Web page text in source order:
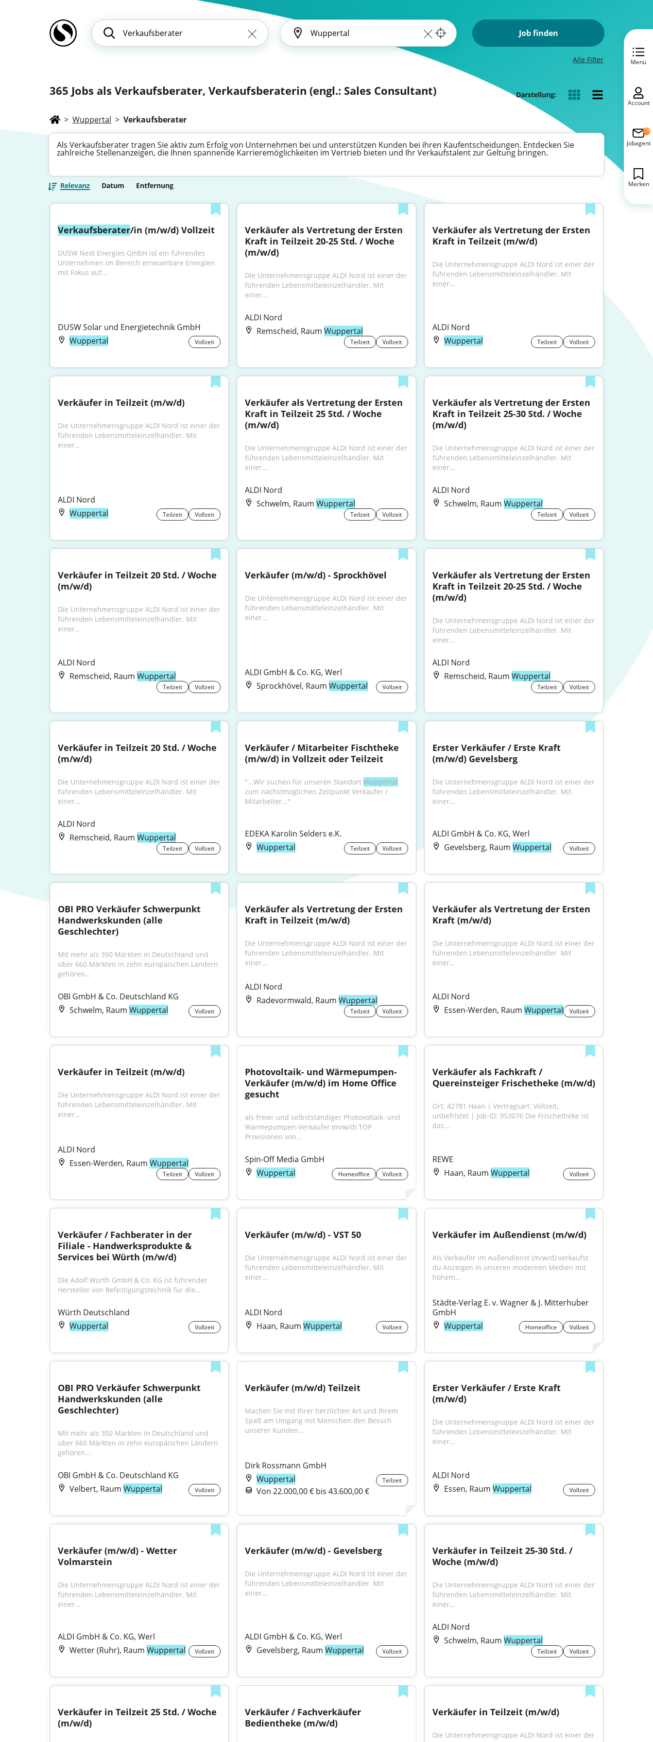
Job finden
Alle Filter
365 Jobs als Verkaufsberater, Verkaufsberaterin (engl.: Sales Consultant) Darstellung:
> Wuppertal > Verkaufsberater
Als Verkaufsberater tragen Sie aktiv zum Erfolg von Unternehmen bei und unterstützen Kunden bei ihren Kaufentscheidungen. Entdecken Sie
zahlreiche Stellenanzeigen, die Ihnen spannende Karrieremöglichkeiten im Vertrieb bieten und Ihr Verkaufstalent zur Geltung bringen.
Relevanz Datum Entfernung
Verkaufsberater/in (m/w/d) Vollzeit
DUSW Next Energies GmbH ist ein führendes
Unternehmen im Bereich erneuerbare Energien
mit Fokus auf...
DUSW Solar und Energietechnik GmbH
Wuppertal
Vollzeit
Verkäufer als Vertretung der Ersten
Kraft in Teilzeit 20-25 Std. / Woche
(m/w/d)
Die Unternehmensgruppe ALDI Nord ist einer der
führenden Lebensmitteleinzelhändler. Mit
einer...
ALDI Nord
Remscheid, RaumWuppertal
Teilzeit Vollzeit
Verkäufer als Vertretung der Ersten
Kraft in Teilzeit (m/w/d)
Die Unternehmensgruppe ALDI Nord ist einer der
führenden Lebensmitteleinzelhändler. Mit
einer...
ALDI Nord
Wuppertal
Teilzeit Vollzeit
Verkäufer in Teilzeit (m/w/d)
Die Unternehmensgruppe ALDI Nord ist einer der
führenden Lebensmitteleinzelhändler. Mit
einer...
ALDI Nord
Wuppertal
Teilzeit Vollzeit
Verkäufer als Vertretung der Ersten
Kraft in Teilzeit 25 Std. / Woche
(m/w/d)
Die Unternehmensgruppe ALDI Nord ist einer der
führenden Lebensmitteleinzelhändler. Mit
einer...
ALDI Nord
Schwelm, RaumWuppertal
Teilzeit Vollzeit
Verkäufer als Vertretung der Ersten
Kraft in Teilzeit 25-30 Std. / Woche
(m/w/d)
Die Unternehmensgruppe ALDI Nord ist einer der
führenden Lebensmitteleinzelhändler. Mit
einer...
ALDI Nord
Schwelm, Raum Wuppertal
Teilzeit Vollzeit
Verkäufer in Teilzeit 20 Std. / Woche
(m/w/d)
Die Unternehmensgruppe ALDI Nord ist einer der
führenden Lebensmitteleinzelhändler. Mit
einer...
ALDI Nord
Remscheid, Raum Wuppertal
Teilzeit Vollzeit
Verkäufer (m/w/d) - Sprockhövel
Die Unternehmensgruppe ALDI Nord ist einer der
führenden Lebensmitteleinzelhändler. Mit
einer...
ALDI GmbH & Co. KG, Werl
Sprockhövel, RaumWuppertal Vollzeit
Verkäufer als Vertretung der Ersten
Kraft in Teilzeit 20-25 Std. / Woche
(m/w/d)
Die Unternehmensgruppe ALDI Nord ist einer der
führenden Lebensmitteleinzelhändler. Mit
einer...
ALDI Nord
Remscheid, Raum Wuppertal
Teilzeit Vollzeit
Verkäufer in Teilzeit 20 Std. / Woche
(m/w/d)
Die Unternehmensgruppe ALDI Nord ist einer der
führenden Lebensmitteleinzelhändler. Mit
einer...
ALDI Nord
Remscheid, Raum Wuppertal
Teilzeit Vollzeit
Verkäufer / Mitarbeiter Fischtheke
(m/w/d) in Vollzeit oder Teilzeit
"...Wir suchen für unseren Standort Wuppertal
zum nächstmöglichen Zeitpunkt Verkäufer /
Mitarbeiter..."
EDEKA Karolin Selders e.K.
Wuppertal
Teilzeit Vollzeit
Erster Verkäufer / Erste Kraft
(m/w/d) Gevelsberg
Die Unternehmensgruppe ALDI Nord ist einer der
führenden Lebensmitteleinzelhändler. Mit
einer...
ALDI GmbH & Co. KG, Werl
Gevelsberg, Raum Wuppertal Vollzeit
OBI PRO Verkäufer Schwerpunkt
Handwerkskunden (alle
Geschlechter)
Mit mehr als 350 Märkten in Deutschland und
über 660 Märkten in zehn europäischen Ländern
gehören...
OBI GmbH & Co. Deutschland KG
Schwelm, Raum Wuppertal Vollzeit
Verkäufer als Vertretung der Ersten
Kraft in Teilzeit (m/w/d)
Die Unternehmensgruppe ALDI Nord ist einer der
führenden Lebensmitteleinzelhändler. Mit
einer...
ALDI Nord
Radevormwald, RaumWuppertal
Teilzeit Vollzeit
Verkäufer als Vertretung der Ersten
Kraft (m/w/d)
Die Unternehmensgruppe ALDI Nord ist einer der
führenden Lebensmitteleinzelhändler. Mit
einer...
ALDI Nord
Essen-Werden, Raum Wuppertal Vollzeit
Verkäufer in Teilzeit (m/w/d)
Die Unternehmensgruppe ALDI Nord ist einer der
führenden Lebensmitteleinzelhändler. Mit
einer...
ALDI Nord
Essen-Werden, Raum Wuppertal
Teilzeit Vollzeit
Photovoltaik- und Wärmepumpen-
Verkäufer (m/w/d) im Home Office
gesucht
als freier und selbstständiger Photovoltaik- und
Wärmepumpen-Verkäufer (m/w/d) TOP
Provisionen von...
Spin-Off Media GmbH
Wuppertal
Homeoffice Vollzeit
Verkäufer als Fachkraft /
Quereinsteiger Frischetheke (m/w/d)
Ort: 42781 Haan | Vertragsart: Vollzeit,
unbefristet | Job-ID: 953076 Die Frischetheke ist
das...
REWE
Haan, Raum Wuppertal Vollzeit
Verkäufer / Fachberater in der
Filiale - Handwerksprodukte &
Services bei Würth (m/w/d)
Die Adolf Würth GmbH & Co. KG ist führender
Hersteller von Befestigungstechnik für die...
Würth Deutschland
Wuppertal
Vollzeit
Verkäufer (m/w/d) - VST 50
Die Unternehmensgruppe ALDI Nord ist einer der
führenden Lebensmitteleinzelhändler. Mit
einer...
ALDI Nord
Haan, RaumWuppertal Vollzeit
Verkäufer im Außendienst (m/w/d)
Als Verkäufer im Außendienst (m/w/d) verkaufst
du Anzeigen in unseren modernen Medien mit
hohem...
Städte-Verlag E. v. Wagner & J. Mitterhuber
GmbH
Wuppertal
Homeoffice Vollzeit
OBI PRO Verkäufer Schwerpunkt
Handwerkskunden (alle
Geschlechter)
Mit mehr als 350 Märkten in Deutschland und
über 660 Märkten in zehn europäischen Ländern
gehören...
OBI GmbH & Co. Deutschland KG
Velbert, Raum Wuppertal Vollzeit
Verkäufer (m/w/d) Teilzeit
Machen Sie mit Ihrer herzlichen Art und Ihrem
Spaß am Umgang mit Menschen den Besuch
unserer Kunden...
Dirk Rossmann GmbH
Wuppertal
Teilzeit
Von 22.000,00 € bis 43.600,00 €
Erster Verkäufer / Erste Kraft
(m/w/d)
Die Unternehmensgruppe ALDI Nord ist einer der
führenden Lebensmitteleinzelhändler. Mit
einer...
ALDI Nord
Essen, Raum Wuppertal Vollzeit
Verkäufer (m/w/d) - Wetter
Volmarstein
Die Unternehmensgruppe ALDI Nord ist einer der
führenden Lebensmitteleinzelhändler. Mit
einer...
ALDI GmbH & Co. KG, Werl
Wetter (Ruhr), Raum Wuppertal Vollzeit
Verkäufer (m/w/d) - Gevelsberg
Die Unternehmensgruppe ALDI Nord ist einer der
führenden Lebensmitteleinzelhändler. Mit
einer...
ALDI GmbH & Co. KG, Werl
Gevelsberg, RaumWuppertal Vollzeit
Verkäufer in Teilzeit 25-30 Std. /
Woche (m/w/d)
Die Unternehmensgruppe ALDI Nord ist einer der
führenden Lebensmitteleinzelhändler. Mit
einer...
ALDI Nord
Schwelm, Raum Wuppertal
Teilzeit Vollzeit
Verkäufer in Teilzeit 25 Std. / Woche
(m/w/d)
Verkäufer / Fachverkäufer
Bedientheke (m/w/d)
Verkäufer in Teilzeit (m/w/d)
Die Unternehmensgruppe ALDI Nord ist einer der
Menü
Account
Jobagent
Merken